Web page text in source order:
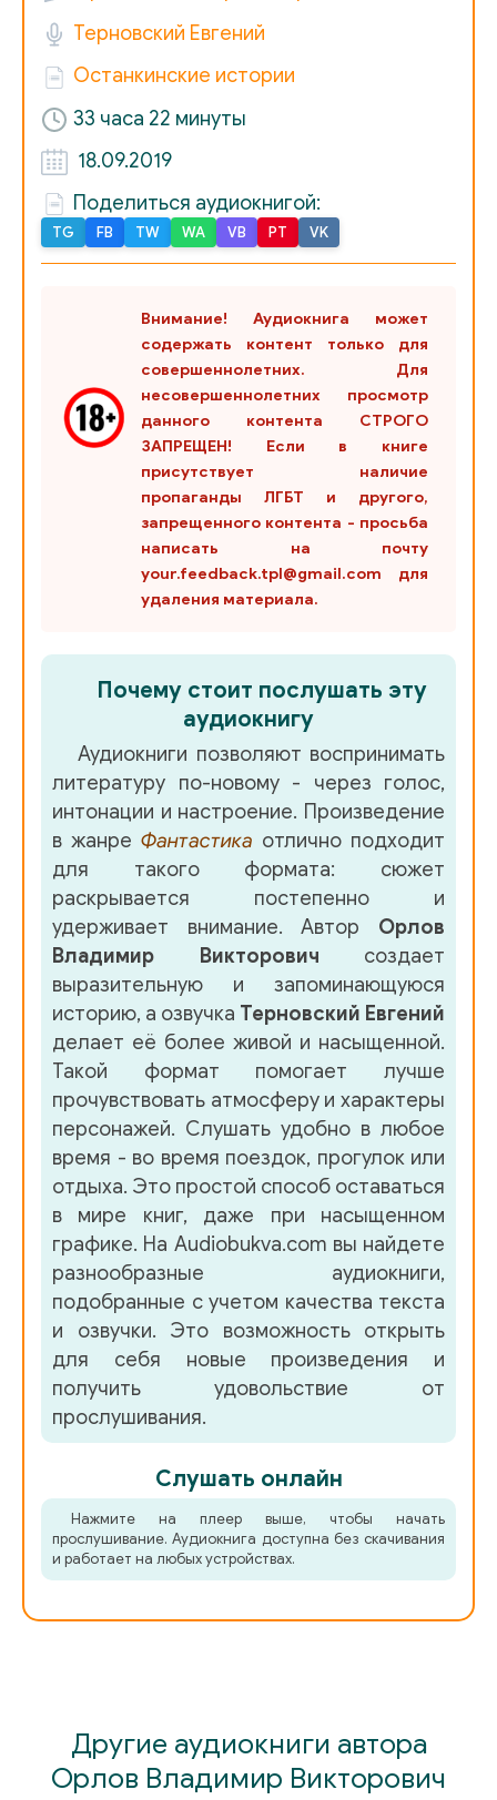
25
26
27
00228
29
34
00340
43
44
46
50
52
54
56-57
60
Терновский Евгений
Останкинские истории
33 часа 22 минуты
18.09.2019
Поделиться аудиокнигой:
TG FB TW WA VB PT VK
Внимание! Аудиокнига может
содержать контент только для
совершеннолетних. Для
несовершеннолетних просмотр
данного контента СТРОГО
ЗАПРЕЩЕН! Если в книге
присутствует наличие
пропаганды ЛГБТ и другого,
запрещенного контента - просьба
написать на почту
your.feedback.tpl@gmail.com для
удаления материала.
Почему стоит послушать эту
аудиокнигу
Аудиокниги позволяют воспринимать
литературу по-новому - через голос,
интонации и настроение. Произведение
в жанре Фантастика отлично подходит
для такого формата: сюжет
раскрывается постепенно и
удерживает внимание. Автор Орлов
Владимир Викторович создает
выразительную и запоминающуюся
историю, а озвучка Терновский Евгений
делает её более живой и насыщенной.
Такой формат помогает лучше
прочувствовать атмосферу и характеры
персонажей. Слушать удобно в любое
время - во время поездок, прогулок или
отдыха. Это простой способ оставаться
в мире книг, даже при насыщенном
графике. На Audiobukva.com вы найдете
разнообразные аудиокниги,
подобранные с учетом качества текста
и озвучки. Это возможность открыть
для себя новые произведения и
получить удовольствие от
прослушивания.
Слушать онлайн
Нажмите на плеер выше, чтобы начать
прослушивание. Аудиокнига доступна без скачивания
и работает на любых устройствах.
Другие аудиокниги автора
Орлов Владимир Викторович